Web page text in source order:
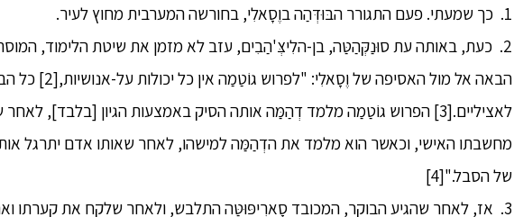
1. כך שמעתי. פעם התגורר הבּוּדְּהַה בוֶסָאלִי, בחורשה המערבית מחוץ לעיר.
הבאה אל מול האסיפה
לאציליים.[3] הפרוש גוֹטַמַה מלמד דְהַמַּה אותה הסיק באמצעות הגיון [בלבד],
מחשבתו האישי, וכאשר הוא מלמד את הדְהַמַּה למישהו, לאחר שאותו אדם יתרגל
של הסבל."[4]
3. אז, לאחר שהגיע הבוקר, המכובד סָארִיפּוּטַּה התלבש, ולאחר שלקח את קערתו ואת